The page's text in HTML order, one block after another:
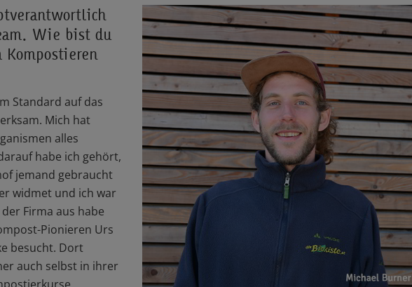
Wie bist du
Standard auf das
Mich hat
alles
habe ich gehört,
jemand gebraucht
widmet und ich war
Firma aus habe
Pionieren Urs
besucht. Dort
auch selbst in ihrer